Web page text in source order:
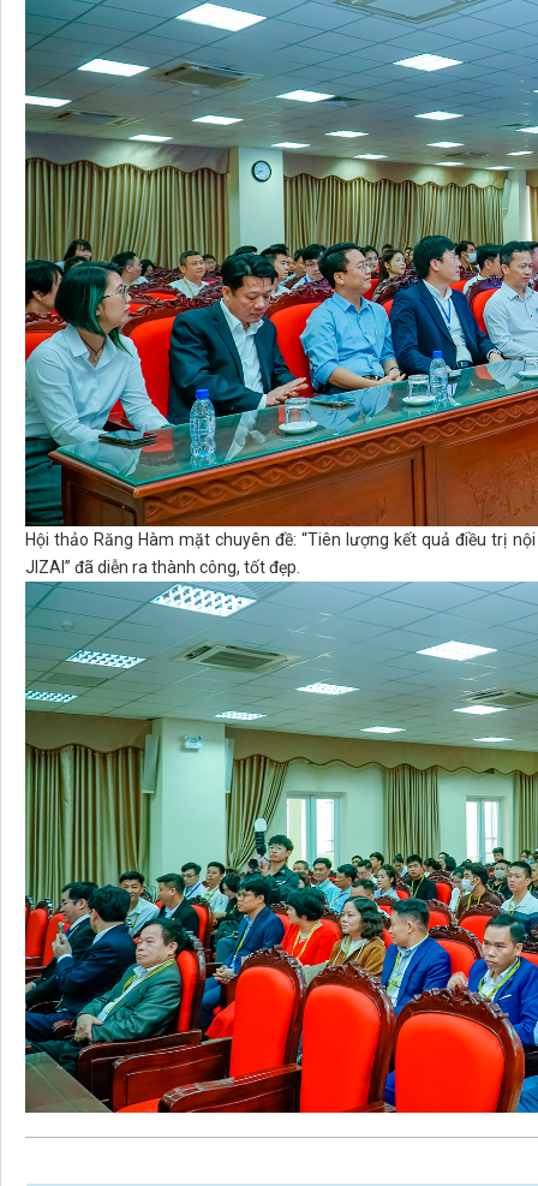
Hội thảo Răng Hàm mặt chuyên đề: “Tiên lượng kết quả điều trị
JIZAI” đã diễn ra thành công, tốt đẹp.